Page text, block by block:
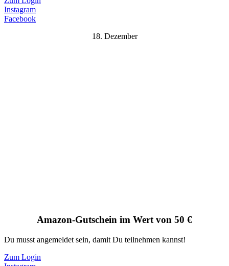
Instagram
Facebook
18. Dezember
Amazon-Gutschein im Wert von 50 €
Du musst angemeldet sein, damit Du teilnehmen kannst!
Zum Login